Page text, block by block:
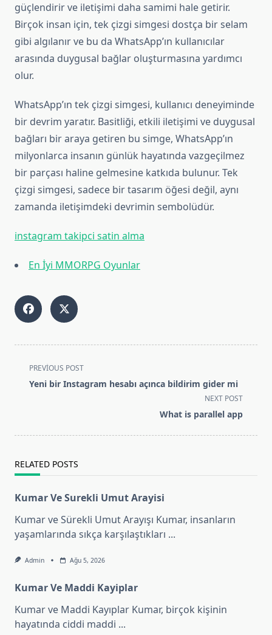
güçlendirir ve iletişimi daha samimi hale getirir.
Birçok insan için, tek çizgi simgesi dostça bir selam
gibi algılanır ve bu da WhatsApp’ın kullanıcılar
arasında duygusal bağlar oluşturmasına yardımcı
olur.
WhatsApp’ın tek çizgi simgesi, kullanıcı deneyiminde
bir devrim yaratır. Basitliği, etkili iletişimi ve duygusal
bağları bir araya getiren bu simge, WhatsApp’ın
milyonlarca insanın günlük hayatında vazgeçilmez
bir parçası haline gelmesine katkıda bulunur. Tek
çizgi simgesi, sadece bir tasarım öğesi değil, aynı
zamanda iletişimdeki devrimin sembolüdür.
instagram takipci satin alma
En İyi MMORPG Oyunlar
<span
class="nav-
text">Page</span>
PREVIOUS POST
Yeni bir Instagram hesabı açınca bildirim gider mi
NEXT POST
What is parallel app
RELATED POSTS
Kumar Ve Surekli Umut Arayisi
Kumar ve Sürekli Umut Arayışı Kumar, insanların
yaşamlarında sıkça karşılaştıkları ...
Admin Ağu 5, 2026
Kumar Ve Maddi Kayiplar
Kumar ve Maddi Kayıplar Kumar, birçok kişinin
hayatında ciddi maddi ...